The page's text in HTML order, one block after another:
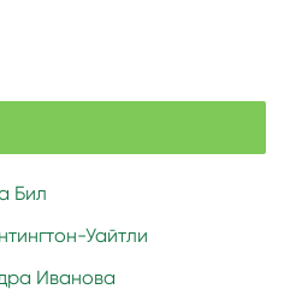
Бил
Уайтли
Иванова